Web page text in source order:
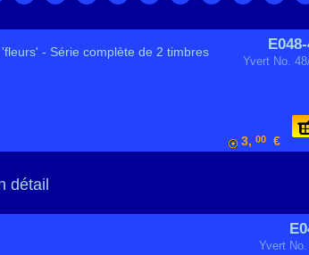
Yvert No.
- Série complète de 2 timbres
3, 00 €
détail
Yvert